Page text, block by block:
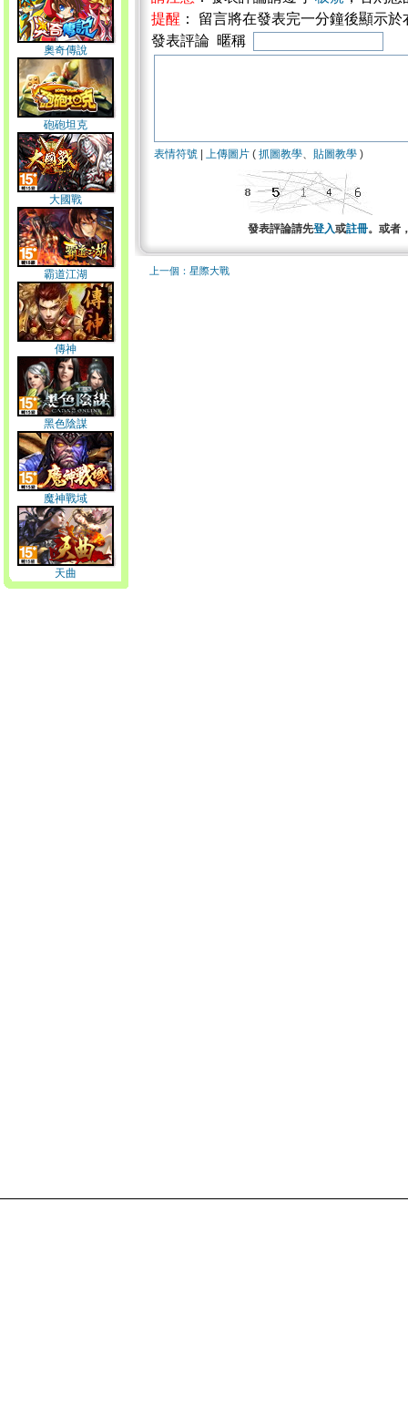
奧奇傳說
砲砲坦克
大國戰
霸道江湖
傳神
黑色陰謀
魔神戰域
天曲
提醒 ： 留言將在發表完一分鐘後顯示
發表評論 暱稱
表情符號 上傳圖片 ( 抓圖教學、 貼圖教學 )
發表評論請先登入或註冊。或者
上一個：星際大戰